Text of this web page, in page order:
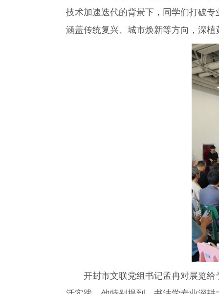
技术加速迭代的背景下，同学们打破
涵盖传统复兴、城市焕新等方向，深
开封市文联党组书记孟冉对展览